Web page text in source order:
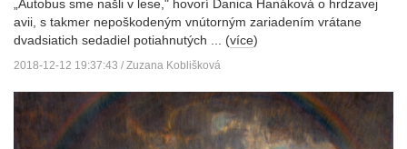
„Autobus sme našli v lese," hovorí Danica Hanáková o hrdzavej
avii, s takmer nepoškodeným vnútorným zariadením vrátane
dvadsiatich sedadiel potiahnutých ... (více)
2018-12-12 19:37:43 / Zuzana Koblišková